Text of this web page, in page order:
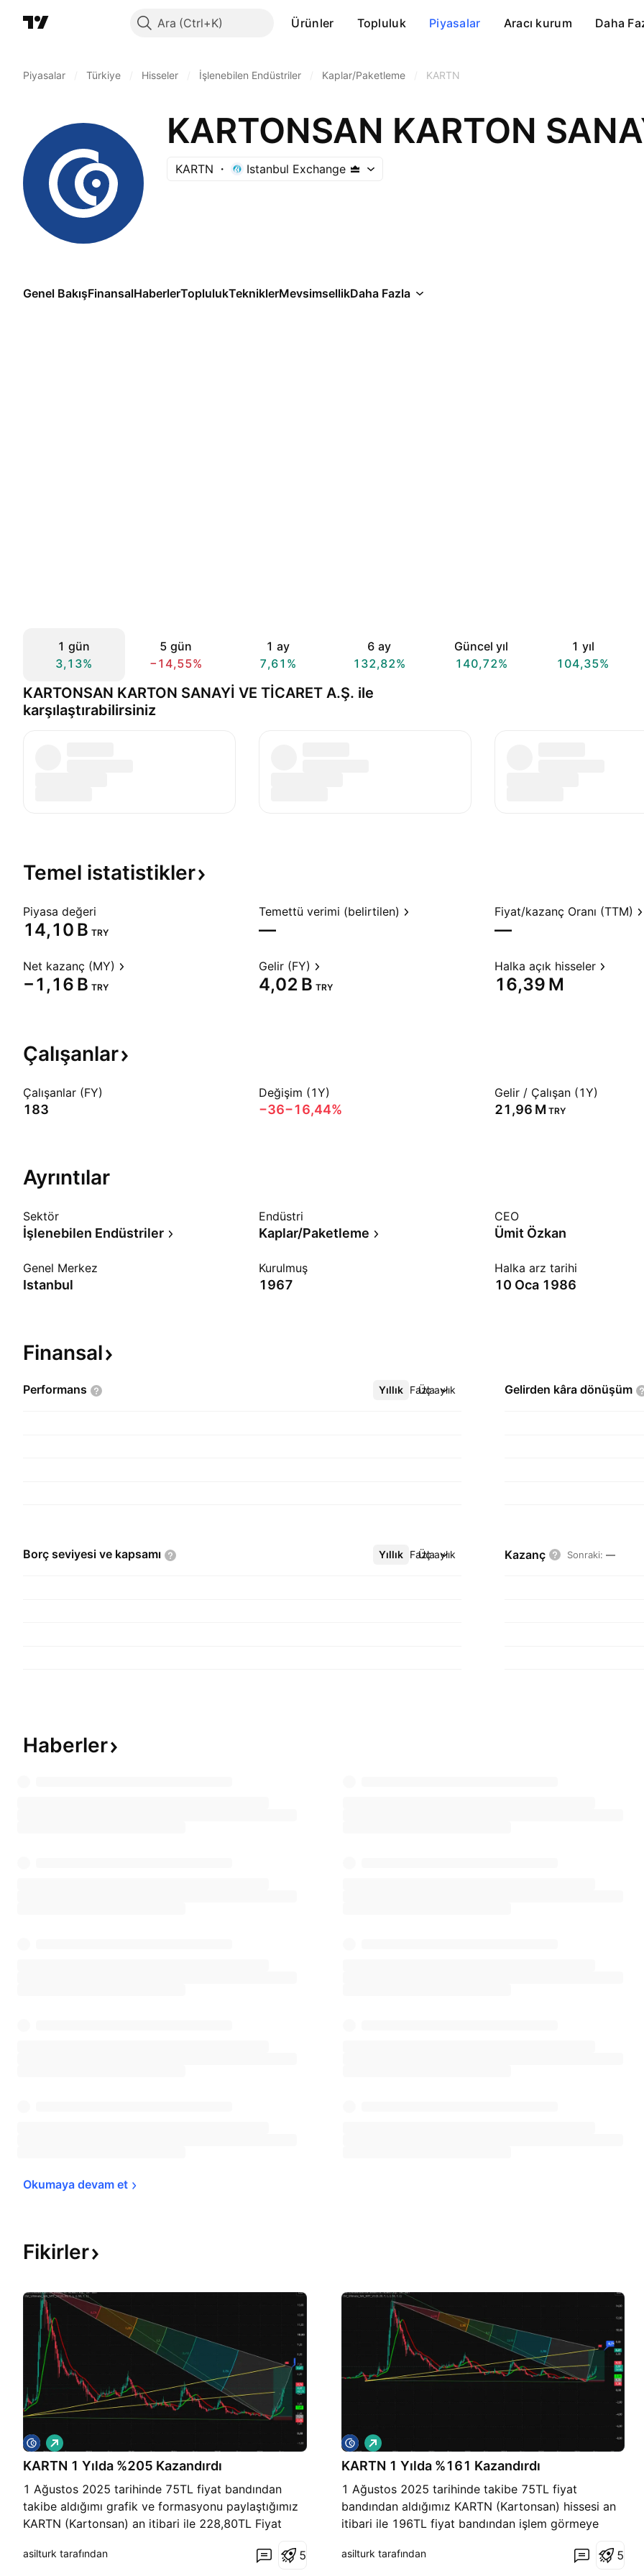
Ara Ürünler Topluluk Piyasalar Aracı kurum Daha
Piyasalar Türkiye Hisseler İşlenebilen Endüstriler Kaplar/Paketleme KARTN
KARTN Istanbul Exchange
Genel BakışFinansalHaberlerToplulukTekniklerMevsimsellikDaha Fazla
1 gün
3,13%
5 gün
−14,55%
1 ay
7,61%
6 ay
132,82%
Güncel yıl
140,72%
1 yıl
104,35%
KARTONSAN KARTON SANAYİ VE TİCARET A.Ş. ile
karşılaştırabilirsiniz
Temel istatistikler
Piyasa değeri
‪14,10 B‬ TRY
Temettü verimi (belirtilen)
—
Fiyat/kazanç Oranı (TTM)
—
Net kazanç (MY)
‪−1,16 B‬ TRY
Gelir (FY)
‪4,02 B‬ TRY
Halka açık hisseler
‪16,39 M‬
Çalışanlar
Çalışanlar (FY)
183
Değişim (1Y)
−36−16,44%
Gelir / Çalışan (1Y)
‪21,96 M‬ TRY
Ayrıntılar
Sektör
İşlenebilen Endüstriler
Endüstri
Kaplar/Paketleme
CEO
Ümit Özkan
Genel Merkez
Istanbul
Kurulmuş
1967
Halka arz tarihi
10 Oca 1986
Finansal
Performans Yıllık Üç aylık
Daha Fazla Gelirden kâra dönüşüm
Borç seviyesi ve kapsamı Yıllık Üç aylık
Daha Fazla Kazanç Sonraki: —
Haberler
Okumaya devam et
Fikirler
KARTN 1 Yılda %205 Kazandırdı
1 Ağustos 2025 tarihinde 75TL fiyat bandından
takibe aldığımı grafik ve formasyonu paylaştığımız
KARTN (Kartonsan) an itibari ile 228,80TL Fiyat
gün zaman zarfında KARTN yatırımcısına hisse
A
l
ı
asilturk tarafından 5
KARTN 1 Yılda %161 Kazandırdı
1 Ağustos 2025 tarihinde takibe 75TL fiyat
bandından aldığımız KARTN (Kartonsan) hissesi an
itibari ile 196TL fiyat bandından işlem görmeye
zarfından KARTN yatırımcısına hisse başına net
A
l
ı
asilturk tarafından 5